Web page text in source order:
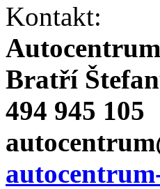
Kontakt:
Bratří
494 945 105